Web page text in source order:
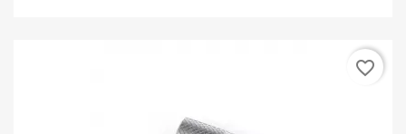
favorite_border